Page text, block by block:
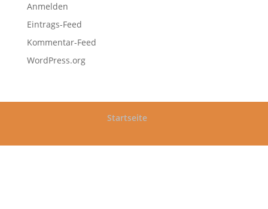
Anmelden
Eintrags-Feed
Kommentar-Feed
WordPress.org
Startseite